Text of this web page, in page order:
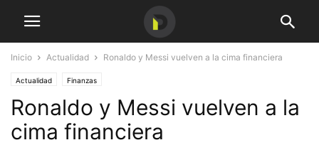
Inicio Actualidad Ronaldo y Messi vuelven a la cima financiera
Actualidad Finanzas
Ronaldo y Messi vuelven a la
cima financiera